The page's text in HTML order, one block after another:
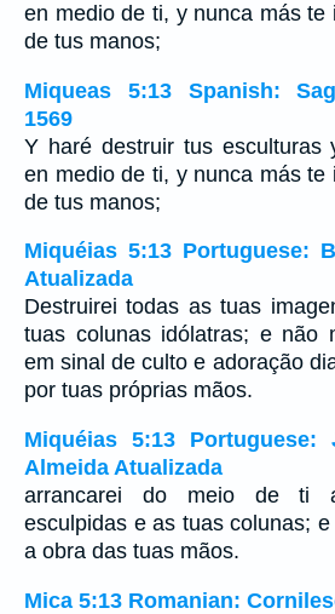
en medio de ti, y nunca más te
de tus manos;
Miqueas 5:13 Spanish:
1569
Y haré destruir tus esculturas
en medio de ti, y nunca más te
de tus manos;
Miquéias 5:13 Portuguese:
Atualizada
Destruirei todas as tuas
tuas colunas idólatras; e não
em sinal de culto e adoração
por tuas próprias mãos.
Miquéias 5:13 Portuguese:
Almeida Atualizada
arrancarei do meio de ti
esculpidas e as tuas colunas;
a obra das tuas mãos.
Mica 5:13 Romanian: